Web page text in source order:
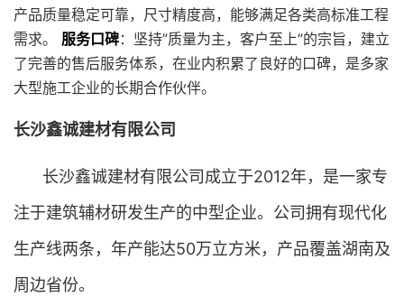
产品质量稳定可靠，尺寸精度高，能够满足各类高标准工程
需求。 服务口碑：坚持”质量为主，客户至上”的宗旨，建立
了完善的售后服务体系，在业内积累了良好的口碑，是多家
大型施工企业的长期合作伙伴。
长沙鑫诚建材有限公司
长沙鑫诚建材有限公司成立于2012年，是一家专
注于建筑辅材研发生产的中型企业。公司拥有现代化
生产线两条，年产能达50万立方米，产品覆盖湖南及
周边省份。